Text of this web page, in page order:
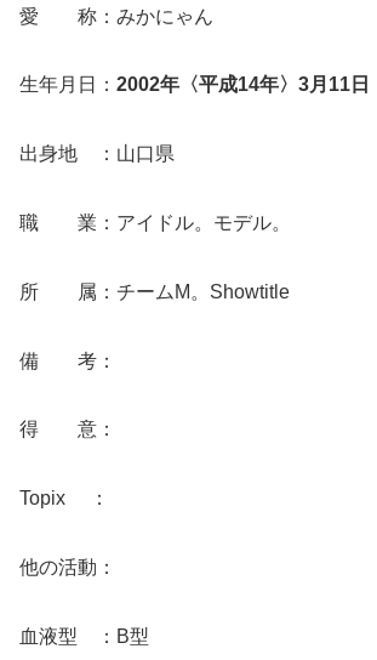
愛 称：みかにゃん
生年月日： 2002年〈平成14年〉3月11日
出身地 ：山口県
職 業：アイドル。モデル。
所 属：チームM。Showtitle
備 考：
得 意：
Topix ：
他の活動：
血液型 ：B型